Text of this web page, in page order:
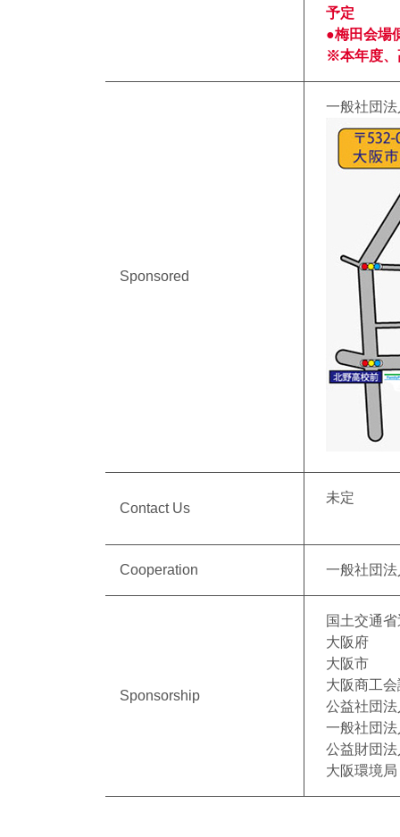
予定
●梅田会場
※本年度、
Sponsored
一般社団
Contact Us
未定
Cooperation 一般社団
Sponsorship
国土交通
大阪府
大阪市
大阪商工
公益社団
一般社団
公益財団
大阪環境局